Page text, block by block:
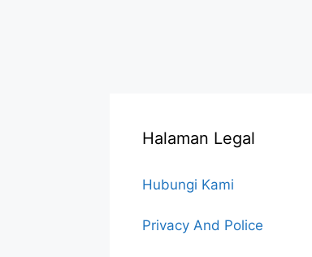
Halaman Legal
Hubungi Kami
Privacy And Police